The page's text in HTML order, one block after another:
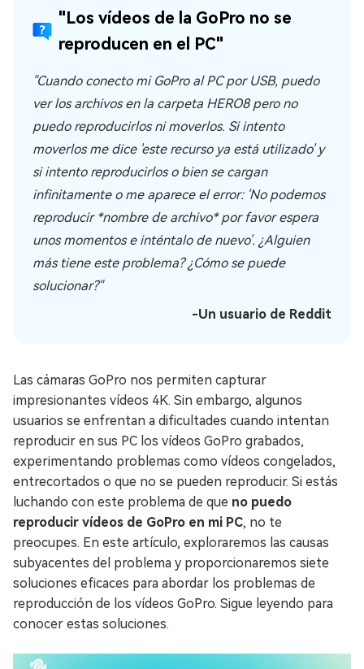
"Los vídeos de la GoPro no se
reproducen en el PC"
"Cuando conecto mi GoPro al PC por USB, puedo
ver los archivos en la carpeta HERO8 pero no
puedo reproducirlos ni moverlos. Si intento
moverlos me dice 'este recurso ya está utilizado' y
si intento reproducirlos o bien se cargan
infinitamente o me aparece el error: 'No podemos
reproducir *nombre de archivo* por favor espera
unos momentos e inténtalo de nuevo'. ¿Alguien
más tiene este problema? ¿Cómo se puede
solucionar?"
-Un usuario de Reddit
Las cámaras GoPro nos permiten capturar
impresionantes vídeos 4K. Sin embargo, algunos
usuarios se enfrentan a dificultades cuando intentan
reproducir en sus PC los vídeos GoPro grabados,
experimentando problemas como vídeos congelados,
entrecortados o que no se pueden reproducir. Si estás
luchando con este problema de que no puedo
reproducir vídeos de GoPro en mi PC, no te
preocupes. En este artículo, exploraremos las causas
subyacentes del problema y proporcionaremos siete
soluciones eficaces para abordar los problemas de
reproducción de los vídeos GoPro. Sigue leyendo para
conocer estas soluciones.